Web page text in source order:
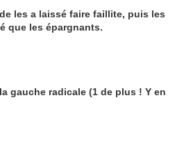
les a laissé faire faillite, puis les
que les épargnants.
gauche radicale (1 de plus ! Y en